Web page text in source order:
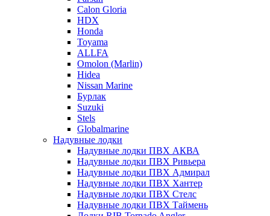
Calon Gloria
HDX
Honda
Toyama
ALLFA
Omolon (Marlin)
Hidea
Nissan Marine
Бурлак
Suzuki
Stels
Globalmarine
Надувные лодки
Надувные лодки ПВХ АКВА
Надувные лодки ПВХ Ривьера
Надувные лодки ПВХ Адмирал
Надувные лодки ПВХ Хантер
Надувные лодки ПВХ Стелс
Надувные лодки ПВХ Таймень